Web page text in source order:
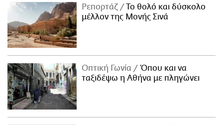
Ρεπορτάζ
Το θολό και δύσκολο
μέλλον της Μονής Σινά
Οπτική Γωνία
Όπου και να
ταξιδέψω η Αθήνα με πληγώνει